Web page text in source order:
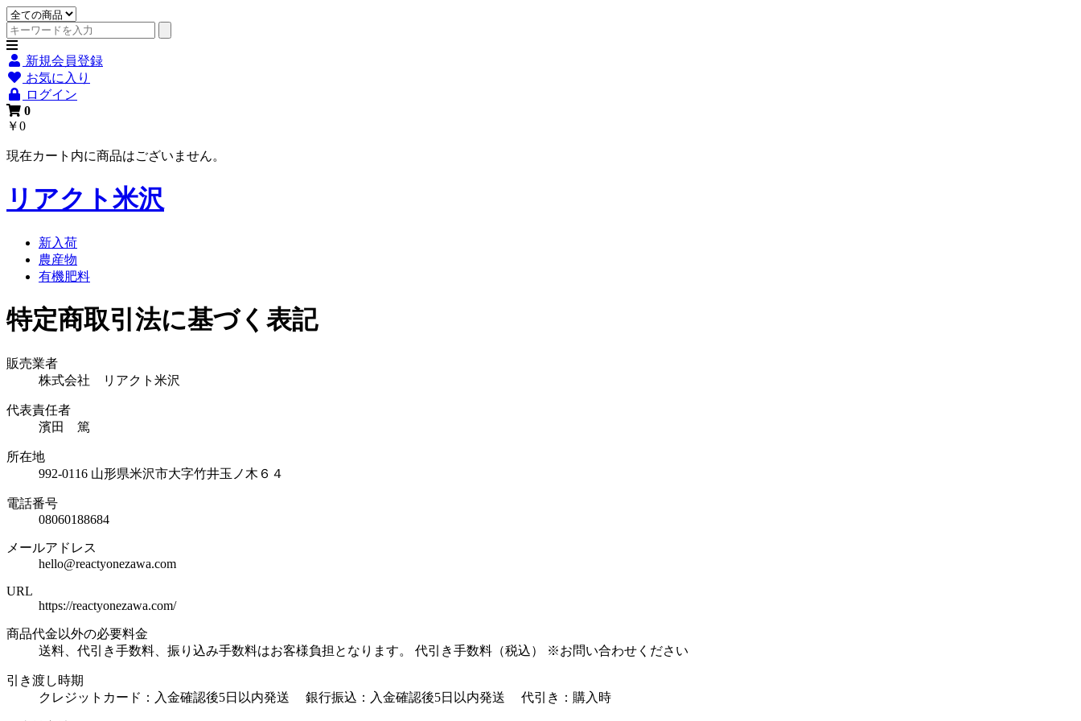
新規会員登録
お気に入り
ログイン
0
￥0
現在カート内に商品はございません。
リアクト米沢
新入荷
農産物
有機肥料
特定商取引法に基づく表記
販売業者
株式会社 リアクト米沢
代表責任者
濱田 篤
所在地
992-0116 山形県米沢市大字竹井玉ノ木６４
電話番号
08060188684
メールアドレス
hello@reactyonezawa.com
URL
https://reactyonezawa.com/
商品代金以外の必要料金
送料、代引き手数料、振り込み手数料はお客様負担となります。 代引き手数料（税込） ※お問い合わせください
引き渡し時期
クレジットカード：入金確認後5日以内発送 銀行振込：入金確認後5日以内発送 代引き：購入時